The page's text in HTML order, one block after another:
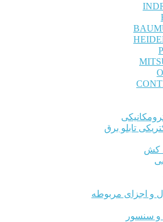
تابلو برق
کش
و اجزای مربوطه
و سنسور